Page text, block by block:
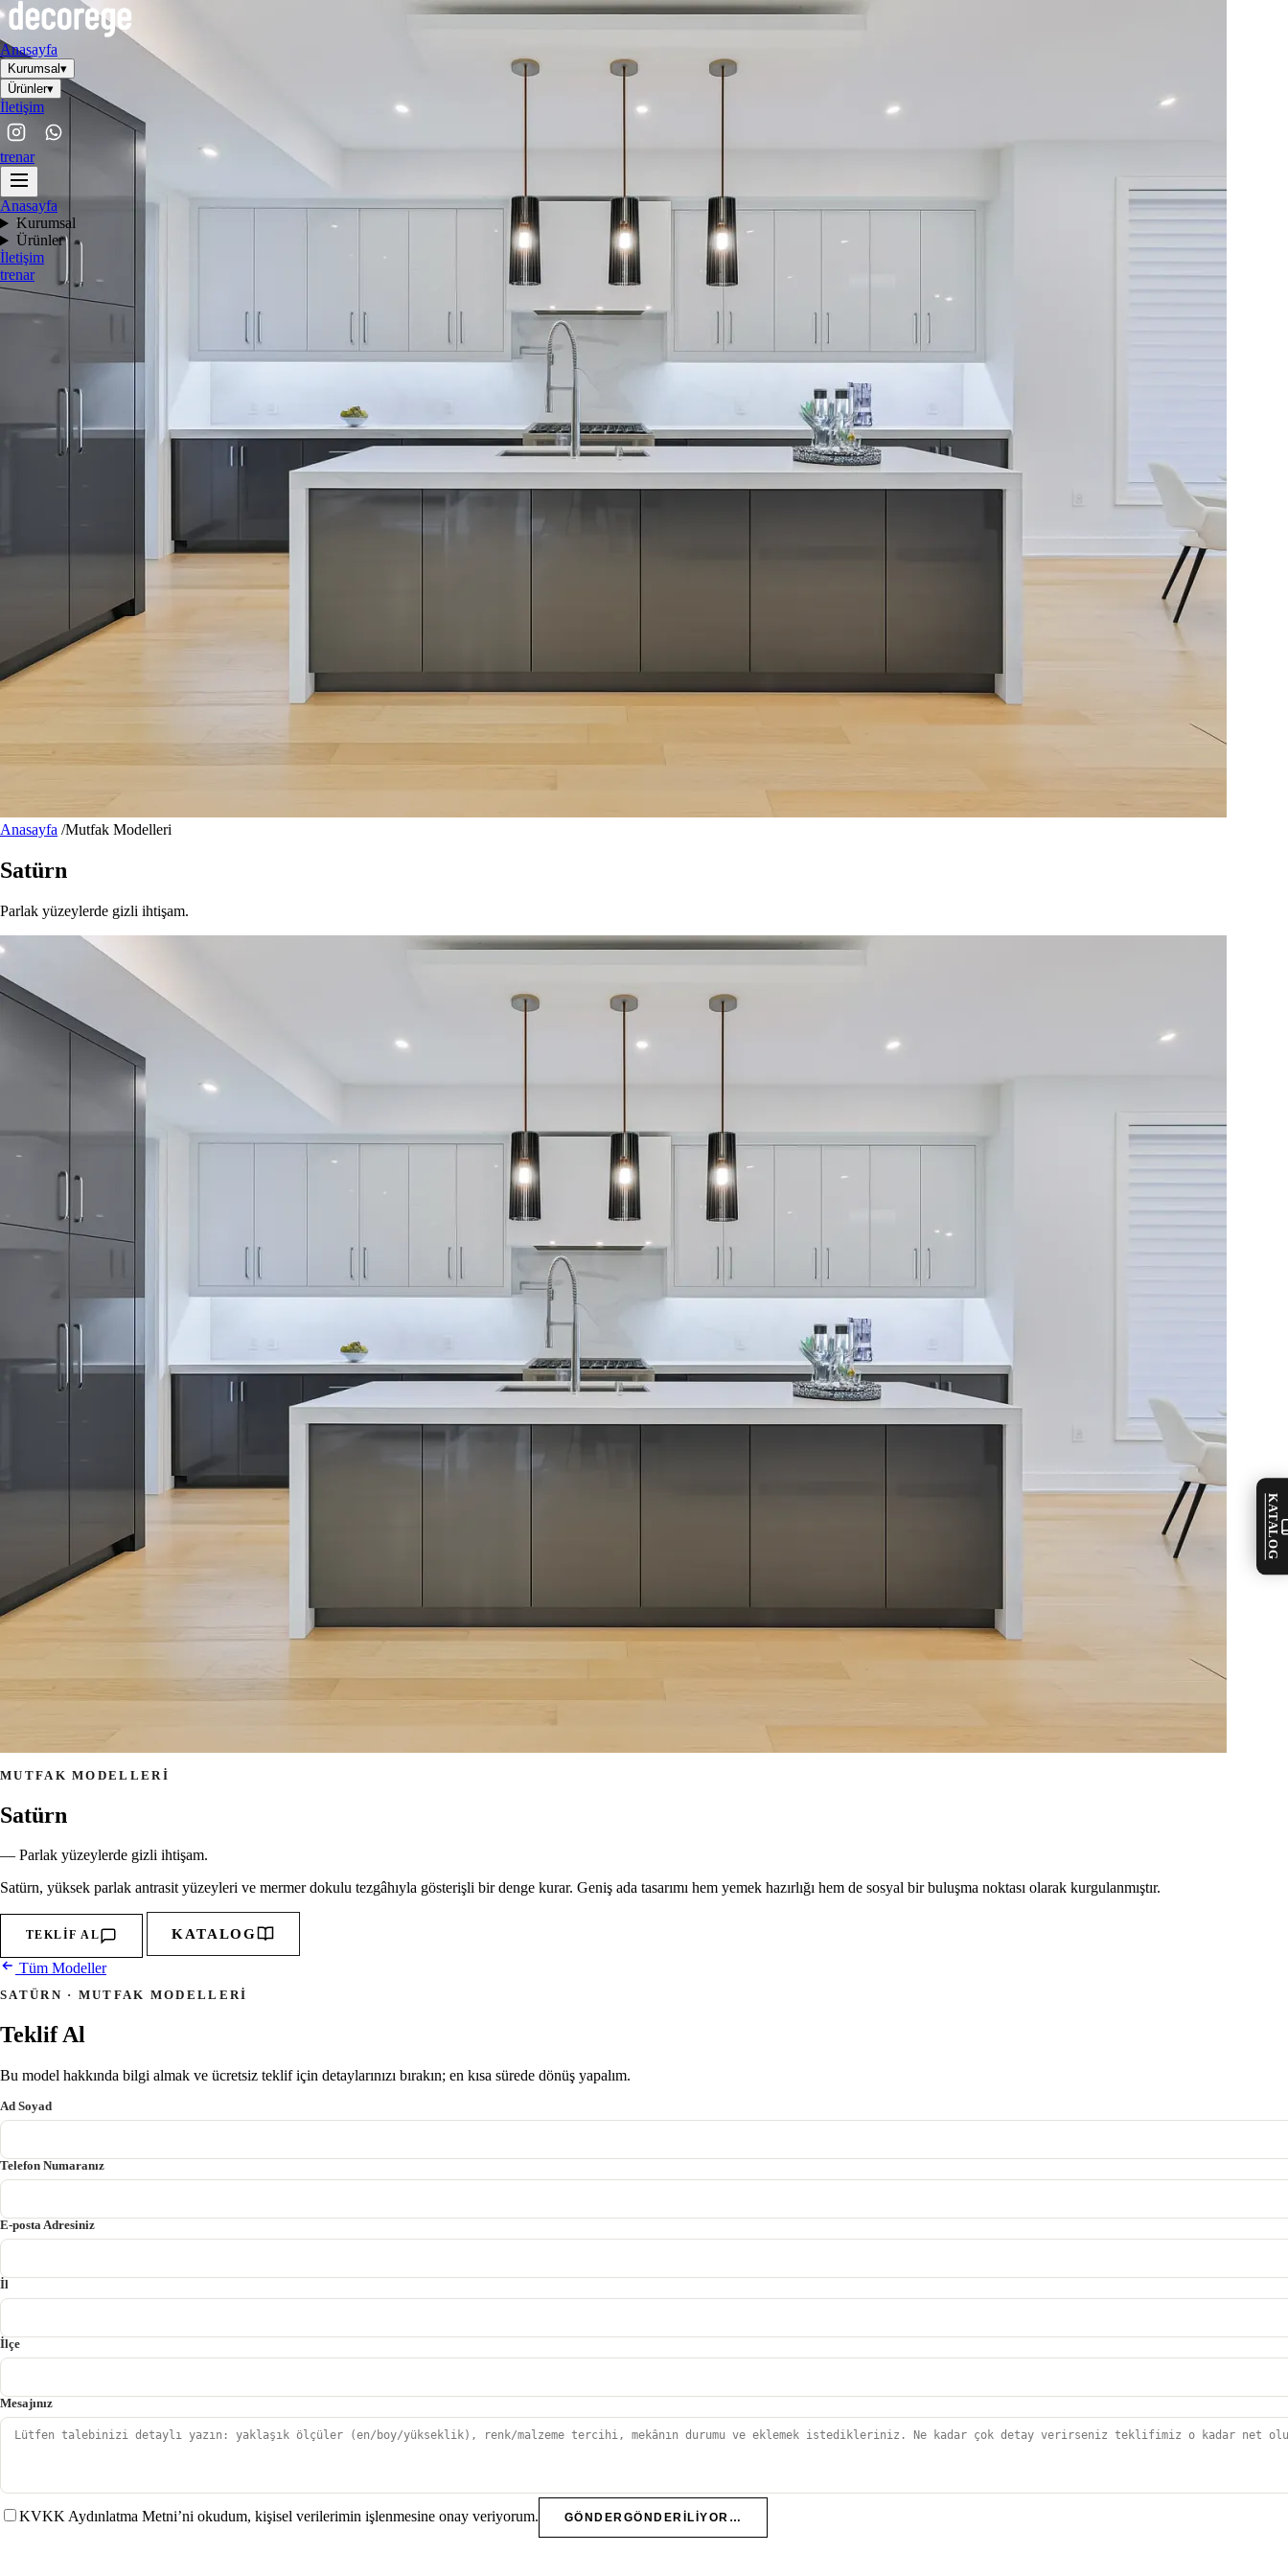
Anasayfa
Kurumsal▾
Ürünler▾
İletişim
trenar
Anasayfa
Kurumsal
Ürünler
İletişim
trenar
Anasayfa /Mutfak Modelleri
Satürn
Parlak yüzeylerde gizli ihtişam.
MUTFAK MODELLERI
Satürn
— Parlak yüzeylerde gizli ihtişam.
Satürn, yüksek parlak antrasit yüzeyleri ve mermer dokulu tezgâhıyla gösterişli bir denge kurar. Geniş ada tasarımı hem yemek hazırlığı hem de sosyal bir buluşma noktası olarak kurgulanmıştır.
TEKLIF AL KATALOG
Tüm Modeller
SATÜRN · MUTFAK MODELLERI
Teklif Al
Bu model hakkında bilgi almak ve ücretsiz teklif için detaylarınızı bırakın; en kısa sürede dönüş yapalım.
Ad Soyad
Telefon Numaranız
E-posta Adresiniz
İl
İlçe
Mesajınız
KVKK Aydınlatma Metni’ni okudum, kişisel verilerimin işlenmesine onay veriyorum. GÖNDER GÖNDERILIYOR…
KATALOG